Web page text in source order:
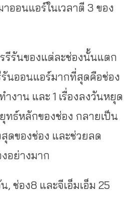
ออนแอร์ในเวลาตี 3 ของ
รีรันของแต่ละช่องนั้นแตก
นออนแอร์มากที่สุดคือช่อง
ำงาน และ 1 เรื่องลงวันหยุด
ทธ์หลักของช่อง กลายเป็น
ดของช่อง และช่วยลด
อย่างมาก
ช่อง8 และจีเอ็มเอ็ม 25